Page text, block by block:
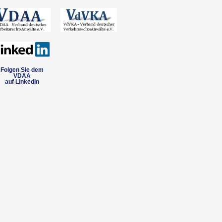
Folgen Sie dem
VDAA
auf LinkedIn